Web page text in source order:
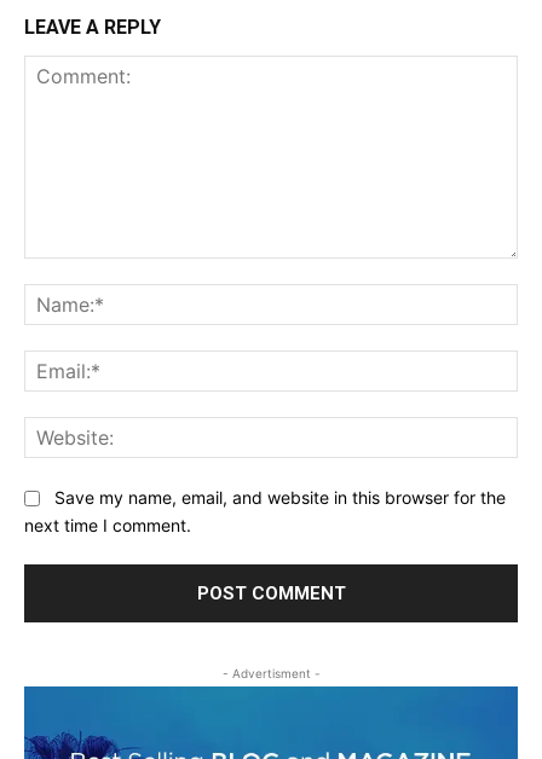
LEAVE A REPLY
Save my name, email, and website in this browser for the
next time I comment.
- Advertisment -